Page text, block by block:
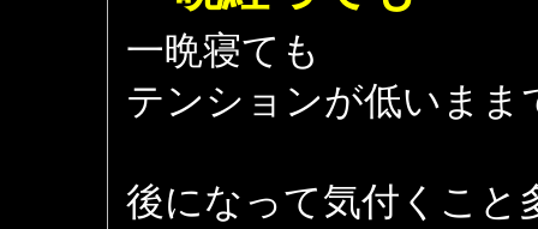
一晩寝ても
テンションが低いまま
後になって気付くこと